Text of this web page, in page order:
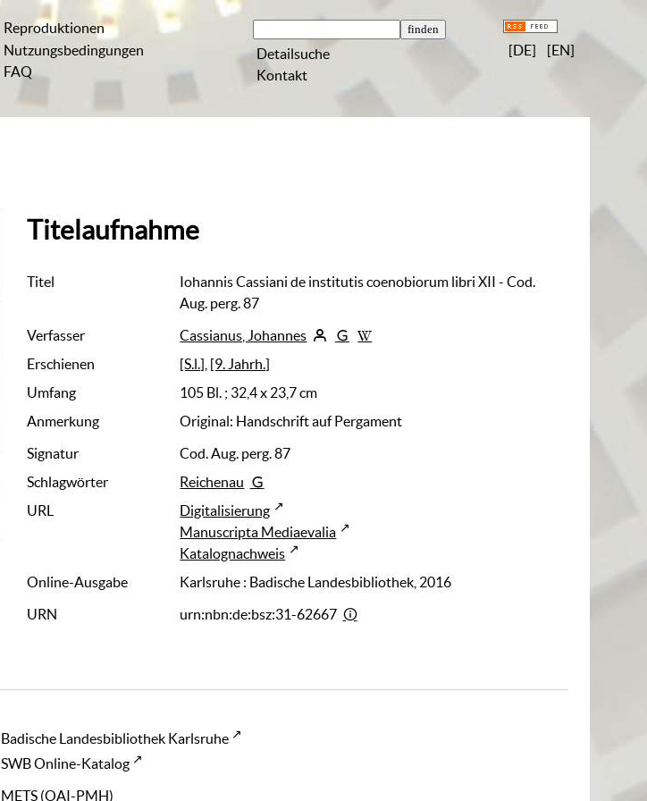
Reproduktionen
Nutzungsbedingungen
FAQ
Detailsuche
Kontakt
[DE] [EN]
Titelaufnahme
Titel
Iohannis Cassiani de institutis coenobiorum libri XII - Cod.
Aug. perg. 87
Verfasser
Cassianus, Johannes
Erschienen
[S.l.] [9. Jahrh.]
Umfang
105 Bl. ; 32,4 x 23,7 cm
Anmerkung
Original: Handschrift auf Pergament
Signatur
Cod. Aug. perg. 87
Schlagwörter
Reichenau
URL
Digitalisierung
Manuscripta Mediaevalia
Katalognachweis
Online-Ausgabe
Karlsruhe : Badische Landesbibliothek, 2016
URN
urn:nbn:de:bsz:31-62667
Badische Landesbibliothek Karlsruhe
SWB Online-Katalog
METS (OAI-PMH)